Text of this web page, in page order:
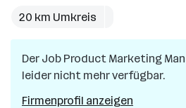
in
20 km Umkreis
Der Job Product Marketing
leider nicht mehr verfügbar.
Firmenprofil anzeigen